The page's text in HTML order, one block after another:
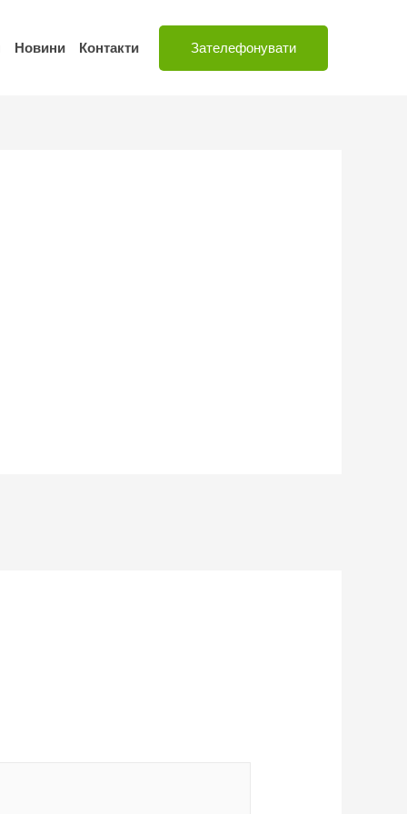
Новини Контакти Зателефонувати